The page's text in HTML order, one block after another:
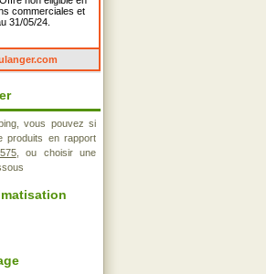
commerciales et
31/05/24.
vous pouvez si
produits en rapport
, ou choisir une